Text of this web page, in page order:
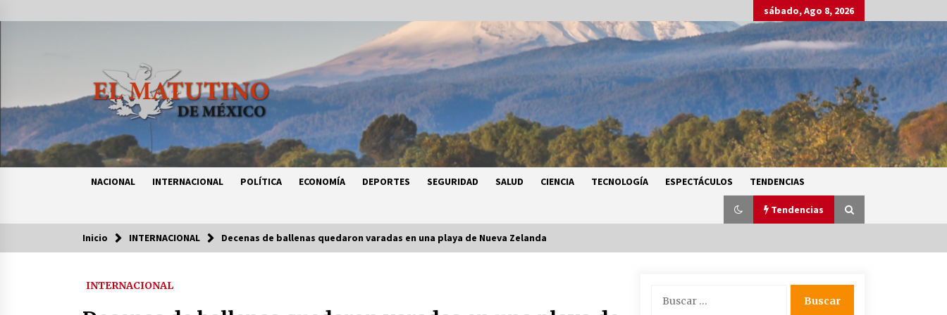
al
sábado, Ago 8, 2026
NACIONAL INTERNACIONAL POLÍTICA ECONOMÍA DEPORTES SEGURIDAD SALUD CIENCIA TECNOLOGÍA ESPECTÁCULOS TENDENCIAS
Tendencias
Tendencias
Certificado de Dafne Quintos revela
granizo y calor extremo en gran
Inicio INTERNACIONAL Decenas de ballenas quedaron varadas en una playa de Nueva Zelanda
INTERNACIONAL